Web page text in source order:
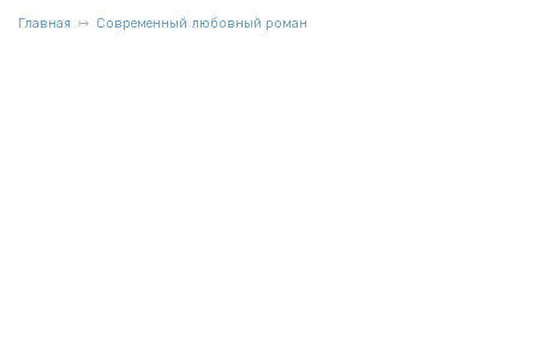
Главная Современный любовный роман